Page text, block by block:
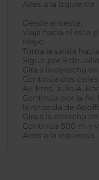
Aires a la izquierda
Desde el oeste:
Viaja hacia el este
Mayo
Toma la salida
Sigue por 9 de
Gira a la derecha
Continúa dos
Av. Pres. Julio A.
Continúa por la Av.
la rotonda de
Gira a la derecha
Continúa 500 m y
Aires a la izquierda